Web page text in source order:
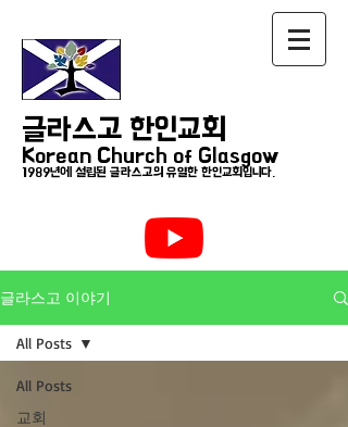
글라스고 한인교회
Korean Church of Glasgow
1989년에 설립된 글라스고의 유일한 한인교회입니다.
글라스고 이야기
All Posts
교회
All Posts